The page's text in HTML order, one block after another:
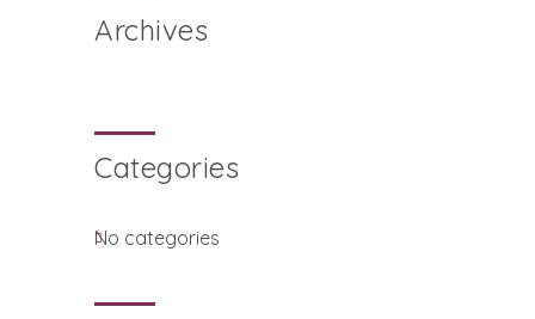
Archives
Categories
No categories